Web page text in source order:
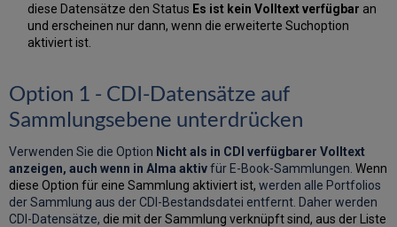
diese Datensätze den Status Es ist kein Volltext verfügbar an
und erscheinen nur dann, wenn die erweiterte Suchoption
aktiviert ist.
Option 1 - CDI-Datensätze auf
Sammlungsebene unterdrücken
Verwenden Sie die Option Nicht als in CDI verfügbarer Volltext
anzeigen, auch wenn in Alma aktivfür E-Book-Sammlungen.Wenn
diese Option für eine Sammlung aktiviert ist, werden alle Portfolios
der Sammlung aus der CDI-Bestandsdatei entfernt. Daher werden
CDI-Datensätze, die mit der Sammlung verknüpft sind, aus der Liste